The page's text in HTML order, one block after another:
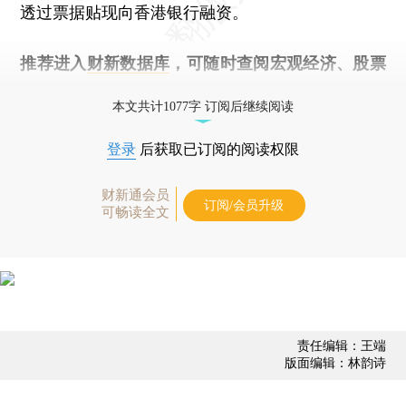
透过票据贴现向香港银行融资。
推荐进入 财新数据库 ，可随时查阅宏观经济、股票
本文共计1077字 订阅后继续阅读
登录 后获取已订阅的阅读权限
财新通会员
可畅读全文
订阅/会员升级
责任编辑：王端
版面编辑：林韵诗